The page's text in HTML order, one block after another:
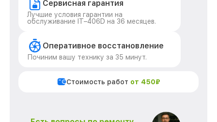
Сервисная гарантия
Лучшие условия гарантии на
обслуживание IT–406D на 36 месяцев.
Оперативное восстановление
Починим вашу технику за 35 минут.
Стоимость работ от 450₽